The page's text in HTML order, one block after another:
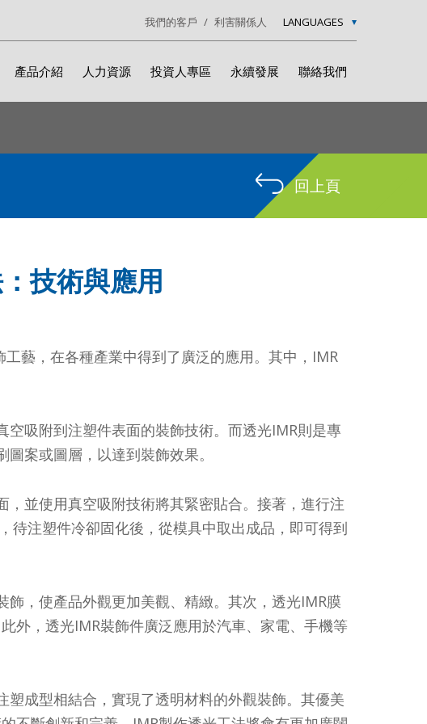
LANGUAGES
我們的客戶 利害關係人
產品介紹 人力資源 投資人專區 永續發展 聯絡我們
回上頁
技術與應用
藝，在各種產業中得到了廣泛的應用。其中，IMR
吸附到注塑件表面的裝飾技術。而透光IMR則是專
案或圖層，以達到裝飾效果。
並使用真空吸附技術將其緊密貼合。接著，進行注
待注塑件冷卻固化後，從模具中取出成品，即可得到
，使產品外觀更加美觀、精緻。其次，透光IMR膜
外，透光IMR裝飾件廣泛應用於汽車、家電、手機等
成型相結合，實現了透明材料的外觀裝飾。其優美